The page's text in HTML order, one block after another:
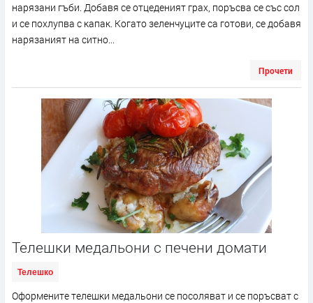
нарязани гъби. Добавя се отцеденият грах, поръсва се със сол
и се похлупва с капак. Когато зеленчуците са готови, се добавя
нарязаният на ситно...
Прочети
Телешки медальони с печени домати
Телешко
Оформените телешки медальони се посоляват и се поръсват с